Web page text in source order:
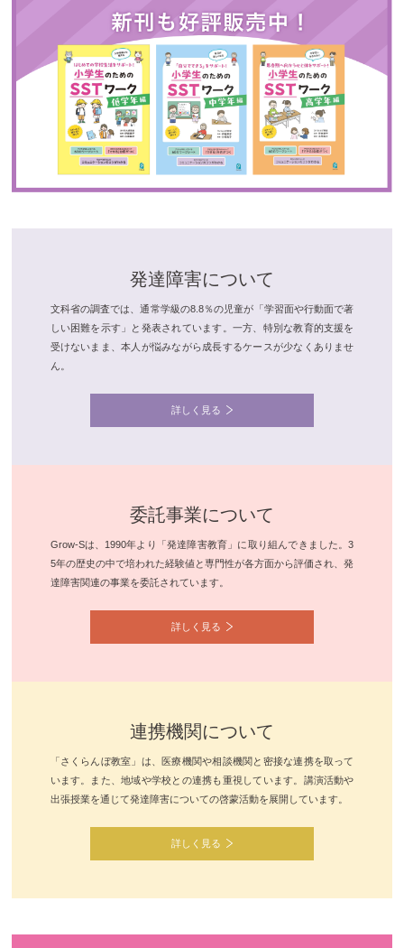
発達障害について
文科省の調査では、通常学級の8.8％の児童が「学習面や行動面で著
しい困難を示す」と発表されています。一方、特別な教育的支援を
受けないまま、本人が悩みながら成長するケースが少なくありませ
ん。
詳しく見る
委託事業について
Grow-Sは、1990年より「発達障害教育」に取り組んできました。3
5年の歴史の中で培われた経験値と専門性が各方面から評価され、発
達障害関連の事業を委託されています。
詳しく見る
連携機関について
「さくらんぼ教室」は、医療機関や相談機関と密接な連携を取って
います。また、地域や学校との連携も重視しています。講演活動や
出張授業を通じて発達障害についての啓蒙活動を展開しています。
詳しく見る